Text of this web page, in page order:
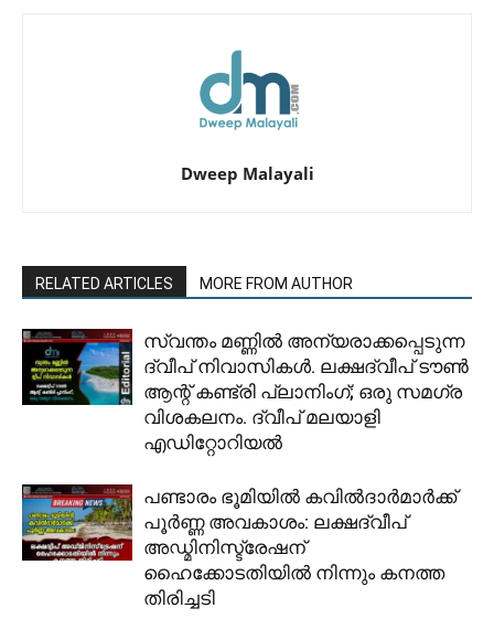
Dweep Malayali
RELATED ARTICLES MORE FROM AUTHOR
സ്വന്തം മണ്ണിൽ അന്യരാക്കപ്പെടുന്ന
ദ്വീപ് നിവാസികൾ. ലക്ഷദ്വീപ് ടൗൺ
ആന്റ് കണ്ട്രി പ്ലാനിംഗ്; ഒരു സമഗ്ര
വിശകലനം. ദ്വീപ് മലയാളി
എഡിറ്റോറിയൽ
പണ്ടാരം ഭൂമിയിൽ കവിൽദാർമാർക്ക്
പൂർണ്ണ അവകാശം: ലക്ഷദ്വീപ്
അഡ്മിനിസ്ട്രേഷന്
ഹൈക്കോടതിയിൽ നിന്നും കനത്ത
തിരിച്ചടി